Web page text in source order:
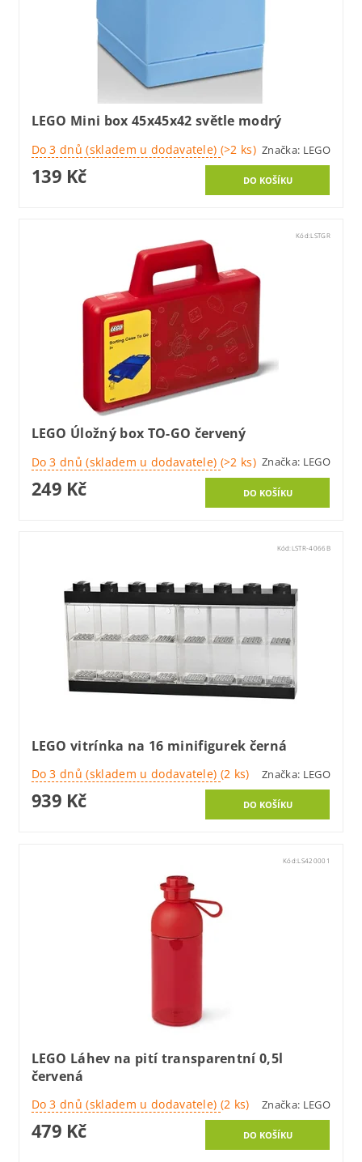
LEGO Mini box 45x45x42 světle modrý
Do 3 dnů (skladem u dodavatele) (>2 ks) Značka: LEGO
139 Kč
Kód:LSTGR
LEGO Úložný box TO-GO červený
Do 3 dnů (skladem u dodavatele) (>2 ks) Značka: LEGO
249 Kč
Kód: LSTR-4066B
LEGO vitrínka na 16 minifigurek černá
Do 3 dnů (skladem u dodavatele) (2 ks) Značka: LEGO
939 Kč
Kód:LS420001
LEGO Láhev na pití transparentní 0,5l
červená
Do 3 dnů (skladem u dodavatele) (2 ks) Značka: LEGO
479 Kč